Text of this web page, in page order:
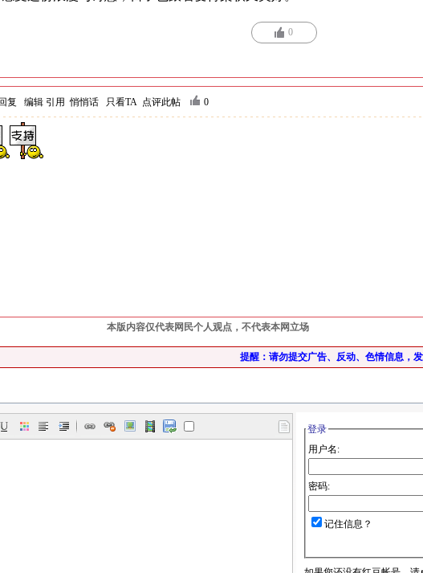
0
回复 编辑 引用 悄悄话 只看TA 点评此帖 0
本版内容仅代表网民个人观点，不代表本网立场
提醒：请勿提交广告、反动、色情信息，
登录
用户名:
密码:
记住信息？